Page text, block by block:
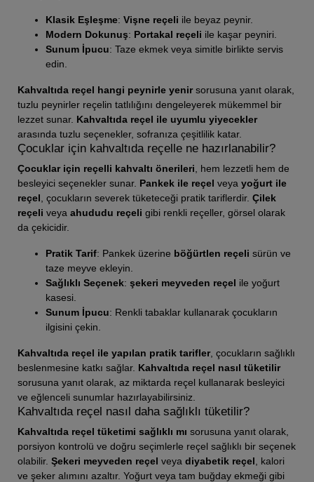
Klasik Eşleşme: Vişne reçeli ile beyaz peynir.
Modern Dokunuş: Portakal reçeli ile kaşar peyniri.
Sunum İpucu: Taze ekmek veya simitle birlikte servis
edin.
Kahvaltıda reçel hangi peynirle yenirsorusuna yanıt olarak,
tuzlu peynirler reçelin tatlılığını dengeleyerek mükemmel bir
lezzet sunar. Kahvaltıda reçel ile uyumlu yiyecekler
arasında tuzlu seçenekler, sofranıza çeşitlilik katar.
Çocuklar için kahvaltıda reçelle ne hazırlanabilir?
Çocuklar için reçelli kahvaltı önerileri , hem lezzetli hem de
besleyici seçenekler sunar. Pankek ile reçel veya yoğurt ile
reçel , çocukların severek tüketeceği pratik tariflerdir. Çilek
reçeli veya ahududu reçeli gibi renkli reçeller, görsel olarak
da çekicidir.
Pratik Tarif: Pankek üzerine böğürtlen reçeli sürün ve
taze meyve ekleyin.
Sağlıklı Seçenek: şekeri meyveden reçel ile yoğurt
kasesi.
Sunum İpucu: Renkli tabaklar kullanarak çocukların
ilgisini çekin.
Kahvaltıda reçel ile yapılan pratik tarifler, çocukların sağlıklı
beslenmesine katkı sağlar. Kahvaltıda reçel nasıl tüketilir
sorusuna yanıt olarak, az miktarda reçel kullanarak besleyici
ve eğlenceli sunumlar hazırlayabilirsiniz.
Kahvaltıda reçel nasıl daha sağlıklı tüketilir?
Kahvaltıda reçel tüketimi sağlıklı mı sorusuna yanıt olarak,
porsiyon kontrolü ve doğru seçimlerle reçel sağlıklı bir seçenek
olabilir. Şekeri meyveden reçel veya diyabetik reçel , kalori
ve şeker alımını azaltır. Yoğurt veya tam buğday ekmeği gibi